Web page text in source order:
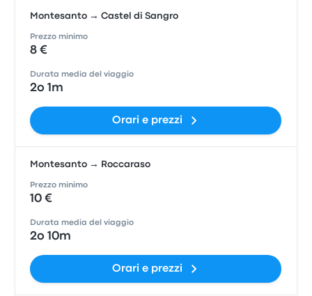
Montesanto → Castel di Sangro
Prezzo minimo
8 €
Durata media del viaggio
2o 1m
Orari e prezzi
Montesanto → Roccaraso
Prezzo minimo
10 €
Durata media del viaggio
2o 10m
Orari e prezzi